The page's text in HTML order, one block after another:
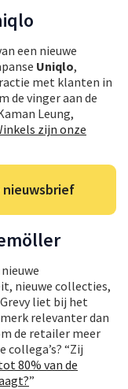
een nieuwe
Uniqlo,
met klanten in
de vinger aan de
Leung,
zijn onze
nieuwe collecties,
liet bij het
relevanter dan
de retailer meer
“Zij
80% van de
”